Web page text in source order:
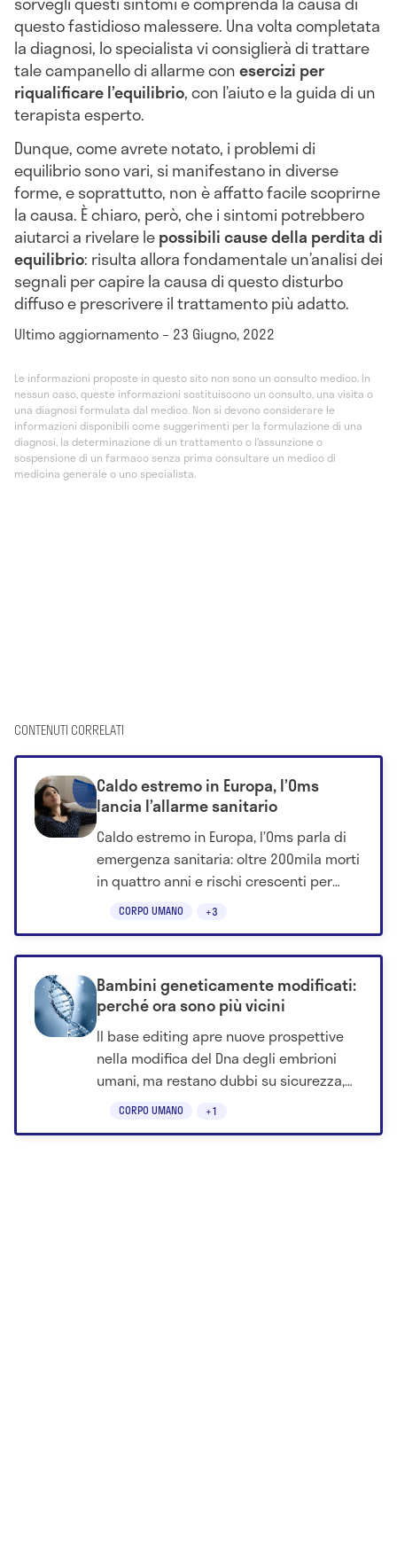
questo fastidioso malessere. Una volta completata
la diagnosi, lo specialista vi consiglierà di trattare
tale campanello di allarme conesercizi per
riqualificare l’equilibrio,con l’aiuto e la guida di un
terapista esperto.
Dunque, come avrete notato, i problemi di
equilibrio sono vari, si manifestano in diverse
forme, e soprattutto, non è affatto facile scoprirne
la causa. È chiaro, però, che i sintomi potrebbero
aiutarci a rivelare lepossibili cause della perdita di
equilibrio: risulta allora fondamentale un’analisi dei
segnali per capire la causa di questo disturbo
diffuso e prescrivere il trattamento più adatto.
Ultimo aggiornamento – 23 Giugno, 2022
Le informazioni proposte in questo sito non sono un consulto medico. In
nessun caso, queste informazioni sostituiscono un consulto, una visita o
una diagnosi formulata dal medico. Non si devono considerare le
informazioni disponibili come suggerimenti per la formulazione di una
diagnosi, la determinazione di un trattamento o l’assunzione o
sospensione di un farmaco senza prima consultare un medico di
medicina generale o uno specialista.
CONTENUTI CORRELATI
CORPO UMANO +3
Caldo estremo in Europa, l’Oms
lancia l’allarme sanitario
Caldo estremo in Europa, l’Oms parla di
emergenza sanitaria: oltre 200mila morti
in quattro anni e rischi crescenti per
anziani e fragili.
CORPO UMANO +1
Bambini geneticamente modificati:
perché ora sono più vicini
Il base editing apre nuove prospettive
nella modifica del Dna degli embrioni
umani, ma restano dubbi su sicurezza,
mosaicismo e implicazioni etiche.